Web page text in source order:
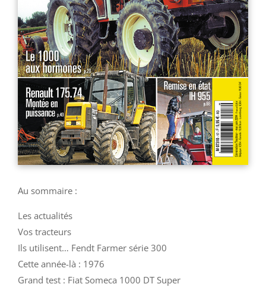
Au sommaire :
Les actualités
Vos tracteurs
Ils utilisent… Fendt Farmer série 300
Cette année-là : 1976
Grand test : Fiat Someca 1000 DT Super